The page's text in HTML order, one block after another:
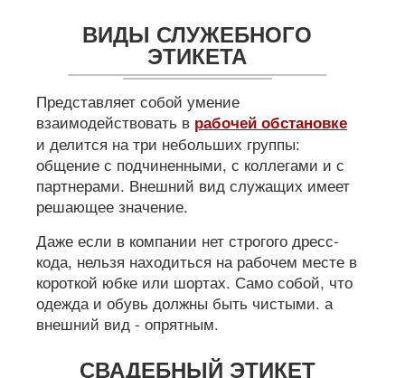
ВИДЫ СЛУЖЕБНОГО
ЭТИКЕТА
Представляет собой умение
взаимодействовать в рабочей обстановке
и делится на три небольших группы:
общение с подчиненными, с коллегами и с
партнерами. Внешний вид служащих имеет
решающее значение.
Даже если в компании нет строгого дресс-
кода, нельзя находиться на рабочем месте в
короткой юбке или шортах. Само собой, что
одежда и обувь должны быть чистыми. а
внешний вид - опрятным.
СВАДЕБНЫЙ ЭТИКЕТ